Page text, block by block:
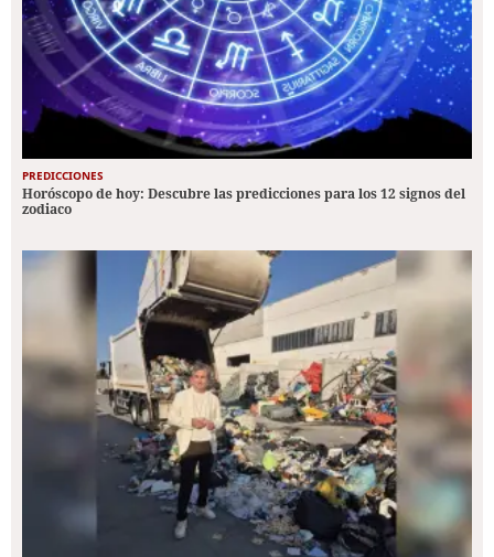
PREDICCIONES
Horóscopo de hoy: Descubre las predicciones para los 12 signos del
zodiaco